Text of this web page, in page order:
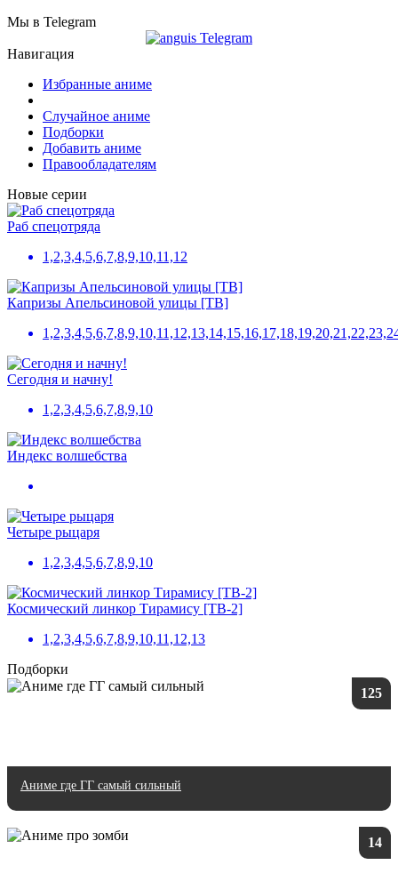
Мы в Telegram
Навигация
Избранные аниме
Случайное аниме
Подборки
Добавить аниме
Правообладателям
Новые серии
Раб спецотряда
1,2,3,4,5,6,7,8,9,10,11,12
Капризы Апельсиновой улицы [ТВ]
Сегодня и начну!
1,2,3,4,5,6,7,8,9,10
Индекс волшебства
Четыре рыцаря
1,2,3,4,5,6,7,8,9,10
Космический линкор Тирамису [ТВ-2]
1,2,3,4,5,6,7,8,9,10,11,12,13
Подборки
125
Аниме где ГГ самый сильный
14